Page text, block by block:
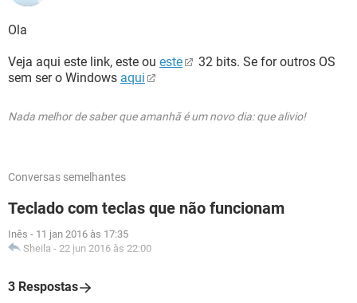
Ola
Veja aqui este link, este ou este
32 bits. Se for outros OS
sem ser o Windows aqui
Nada melhor de saber que amanhã é um novo dia: que alivio!
Conversas semelhantes
Teclado com teclas que não funcionam
Inês - 11 jan 2016 às 17:35
Sheila - 22 jun 2016 às 22:00
3 Respostas